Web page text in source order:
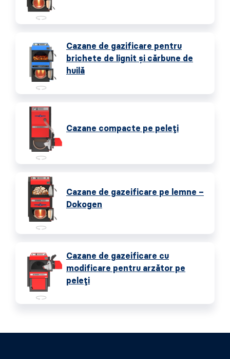
Cazane de gazificare pentru
brichete de lignit și cărbune de
huilă
Cazane compacte pe peleți
Cazane de gazeificare pe lemne –
Dokogen
Cazane de gazeificare cu
modificare pentru arzător pe
peleți